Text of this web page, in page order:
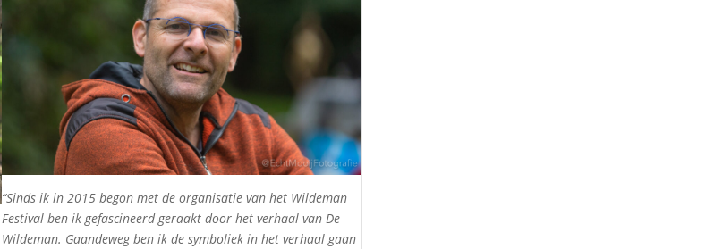
“Sinds ik in 2015 begon met de organisatie van het Wildeman
Festival ben ik gefascineerd geraakt door het verhaal van De
Wildeman. Gaandeweg ben ik de symboliek in het verhaal gaan